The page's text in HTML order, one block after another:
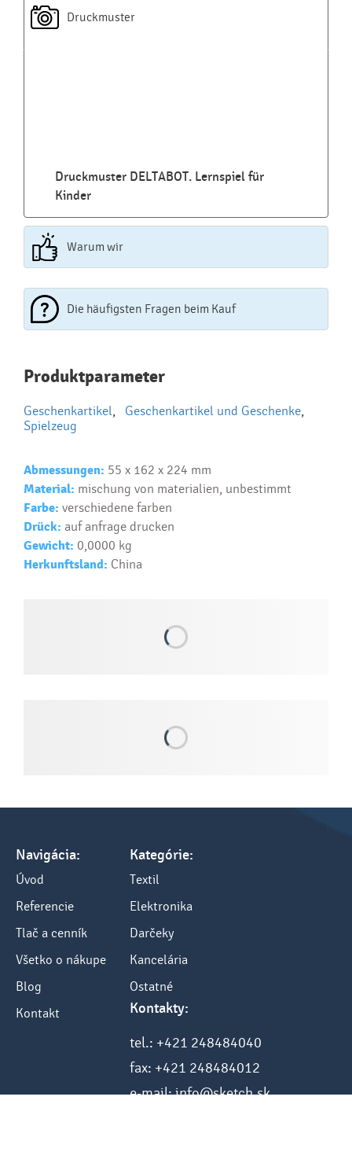
Druckmuster
Druckmuster DELTABOT. Lernspiel für
Kinder
Warum wir
Die häufigsten Fragen beim Kauf
Najčastejšie otázky pri nákupe
reklamných predmetov
Ako realizujete potlač na reklamné premedy?
Text...
Produktparameter
Geschenkartikel Geschenkartikel und Geschenke
Spielzeug
Abmessungen: 55 x 162 x 224 mm
Material: mischung von materialien, unbestimmt
Farbe: verschiedene farben
Drück: auf anfrage drucken
Gewicht: 0,0000 kg
Herkunftsland: China
Navigácia:
Úvod
Referencie
Tlač a cenník
Všetko o nákupe
Blog
Kontakt
Kategórie:
Textil
Elektronika
Darčeky
Kancelária
Ostatné
Kontakty:
tel.: +421 248484040
fax: +421 248484012
e-mail: info@sketch.sk